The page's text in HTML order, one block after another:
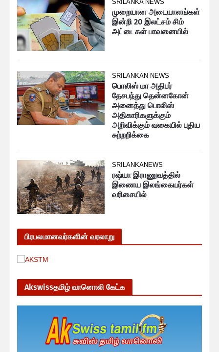
SRILANKA NEWS
முறையான அடையாளங்கள்
இன்றி 20 இலட்சம் சிம்
அட்டைகள் பாவனையில்
SRILANKAN NEWS
பொலிஸ் மா அதிபர்
தேசபந்து தென்னகோன்
அனைத்து பொலிஸ்
அதிகாரிகளுக்கும்
அறிவிக்கும் வகையில் புதிய
சுற்றறிக்கை
SRILANKANEWS
ரஷ்யா இராணுவத்தில்
இணைய இலங்கையர்கள்
வரிசையில்
பிரபலமானவர்களின் வரலாறு
Akswissதமிழ் வானொலி கேட்க